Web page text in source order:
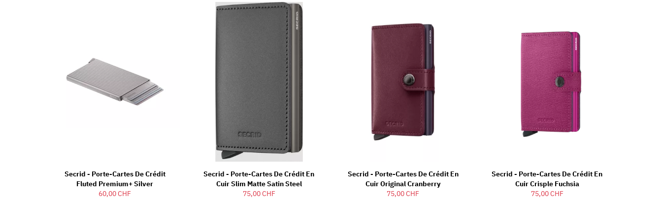
Secrid - Porte-Cartes De Crédit
Fluted Premium+ Silver
60,00 CHF
Secrid - Porte-Cartes De Crédit En
Cuir Slim Matte Satin Steel
75,00 CHF
Secrid - Porte-Cartes De Crédit En
Cuir Original Cranberry
75,00 CHF
Secrid - Porte-Cartes De Crédit En
Cuir Crisple Fuchsia
75,00 CHF